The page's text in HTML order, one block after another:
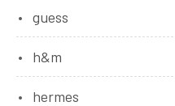
guess
h&m
hermes